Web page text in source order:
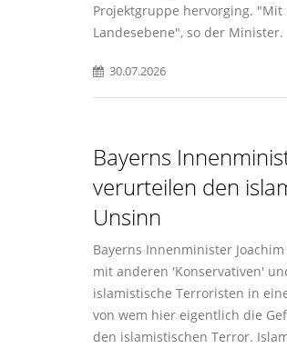
Projektgruppe hervorging.
Landesebene", so der Minister.
30.07.2026
Bayerns
verurteilen den
Unsinn
Bayerns Innenminister
mit anderen 'Konservativen'
islamistische Terroristen in
von wem hier eigentlich die
den islamistischen Terror.